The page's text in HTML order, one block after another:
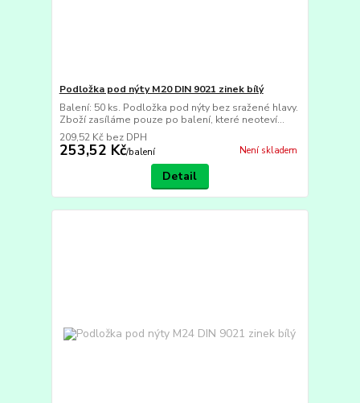
Podložka pod nýty M20 DIN 9021 zinek bílý
Balení: 50 ks. Podložka pod nýty bez sražené hlavy.
Zboží zasíláme pouze po balení, které neoteví...
253,52 Kč/balení
209,52 Kč bez DPH
Není skladem
Detail